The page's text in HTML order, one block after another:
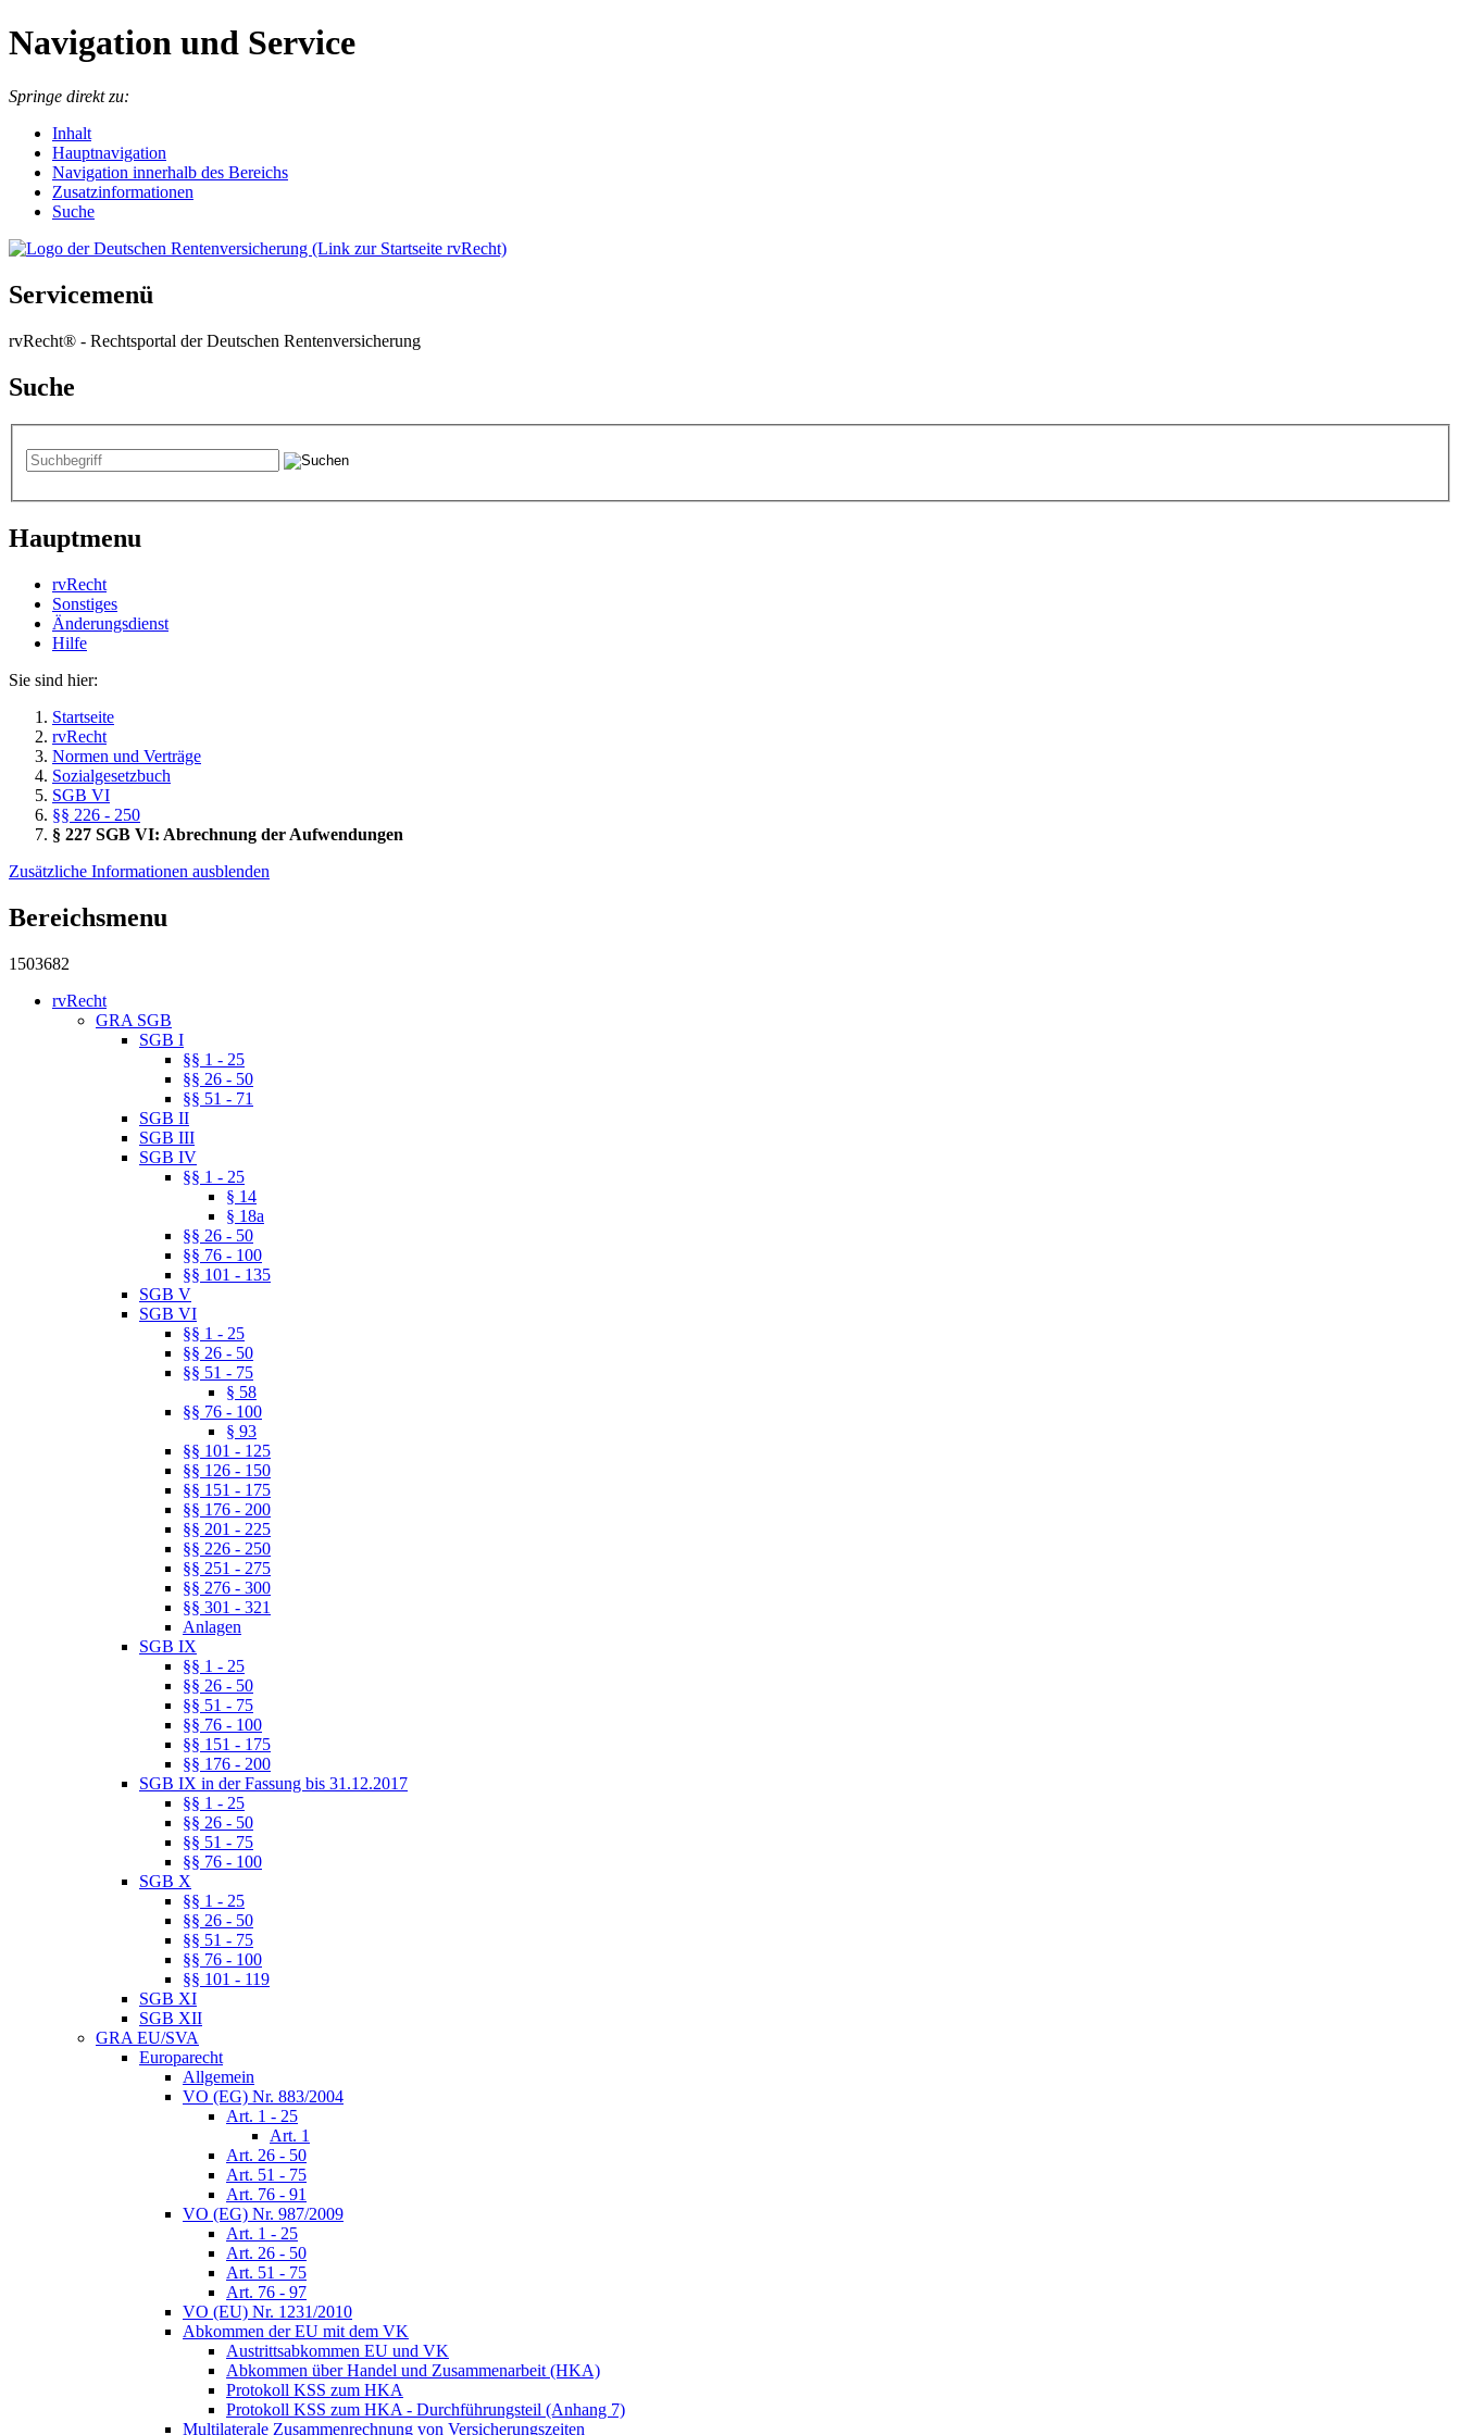
Navigation und Service
Springe direkt zu:
Inhalt
Hauptnavigation
Navigation innerhalb des Bereichs
Zusatzinformationen
Suche
Servicemenü
rvRecht® - Rechtsportal der Deutschen Rentenversicherung
Suche
Hauptmenu
rvRecht
Sonstiges
Änderungsdienst
Hil­fe
Sie sind hier:
Startseite
rvRecht
Normen und Verträge
Sozialgesetzbuch
SGB VI
§§ 226 - 250
§ 227 SGB VI: Abrechnung der Aufwendungen
Zusätzliche Informationen ausblenden
Bereichsmenu
1503682
rvRecht
GRA SGB
SGB I
§§ 1 - 25
§§ 26 - 50
§§ 51 - 71
SGB II
SGB III
SGB IV
§§ 1 - 25
§ 14
§ 18a
§§ 26 - 50
§§ 76 - 100
§§ 101 - 135
SGB V
SGB VI
§§ 1 - 25
§§ 26 - 50
§§ 51 - 75
§ 58
§§ 76 - 100
§ 93
§§ 101 - 125
§§ 126 - 150
§§ 151 - 175
§§ 176 - 200
§§ 201 - 225
§§ 226 - 250
§§ 251 - 275
§§ 276 - 300
§§ 301 - 321
Anlagen
SGB IX
§§ 1 - 25
§§ 26 - 50
§§ 51 - 75
§§ 76 - 100
§§ 151 - 175
§§ 176 - 200
SGB IX in der Fassung bis 31.12.2017
§§ 1 - 25
§§ 26 - 50
§§ 51 - 75
§§ 76 - 100
SGB X
§§ 1 - 25
§§ 26 - 50
§§ 51 - 75
§§ 76 - 100
§§ 101 - 119
SGB XI
SGB XII
GRA EU/SVA
Europarecht
Allgemein
VO (EG) Nr. 883/2004
Art. 1 - 25
Art. 1
Art. 26 - 50
Art. 51 - 75
Art. 76 - 91
VO (EG) Nr. 987/2009
Art. 1 - 25
Art. 26 - 50
Art. 51 - 75
Art. 76 - 97
VO (EU) Nr. 1231/2010
Abkommen der EU mit dem VK
Austrittsabkommen EU und VK
Abkommen über Handel und Zusammenarbeit (HKA)
Protokoll KSS zum HKA
Protokoll KSS zum HKA - Durchführungsteil (Anhang 7)
Multilaterale Zusammenrechnung von Versicherungszeiten